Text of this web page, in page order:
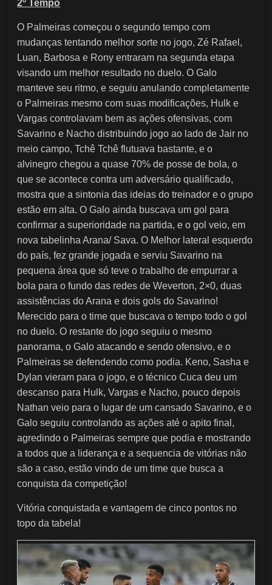
2º Tempo
O Palmeiras começou o segundo tempo com
mudanças tentando melhor sorte no jogo, Zé Rafael,
Luan, Barbosa e Rony entraram na segunda etapa
visando um melhor resultado no duelo. O Galo
manteve seu ritmo, e seguiu anulando completamente
o Palmeiras mesmo com suas modificações, Hulk e
Vargas controlavam bem as ações ofensivas, com
Savarino e Nacho distribuindo jogo ao lado de Jair no
meio campo, Tchê Tchê flutuava bastante, e o
alvinegro chegou a quase 70% de posse de bola, o
que se acontece contra um adversário qualificado,
mostra que a sintonia das ideias do treinador e o grupo
estão em alta. O Galo ainda buscava um gol para
confirmar a superioridade na partida, e o gol veio, em
nova tabelinha Arana/ Sava. O Melhor lateral esquerdo
do país, fez grande jogada e serviu Savarino na
pequena área que só teve o trabalho de empurrar a
bola para o fundo das redes de Weverton, 2×0, duas
assistências do Arana e dois gols do Savarino!
Merecido para o time que buscava o tempo todo o gol
no duelo. O restante do jogo seguiu o mesmo
panorama, o Galo atacando e sendo ofensivo, e o
Palmeiras se defendendo como podia. Keno, Sasha e
Dylan vieram para o jogo, e o técnico Cuca deu um
descanso para Hulk, Vargas e Nacho, pouco depois
Nathan veio para o lugar de um cansado Savarino, e o
Galo seguiu controlando as ações até o apito final,
agredindo o Palmeiras sempre que podia e mostrando
a todos que a liderança e a sequencia de vitórias não
são a caso, estão vindo de um time que busca a
conquista da competição!
Vitória conquistada e vantagem de cinco pontos no
topo da tabela!